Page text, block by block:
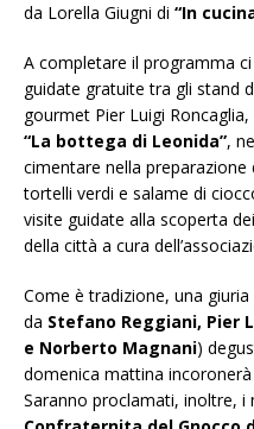
da Lorella Giugni di “In
A completare il programma
guidate gratuite tra gli stand
gourmet Pier Luigi
“La bottega di Leonida”,
cimentare nella
tortelli verdi e salame di
visite guidate alla scoperta
della città a cura
Come è tradizione, una
da Stefano Reggiani, Pier
e Norberto Magnani)
domenica mattina
Saranno proclamati, inoltre, i